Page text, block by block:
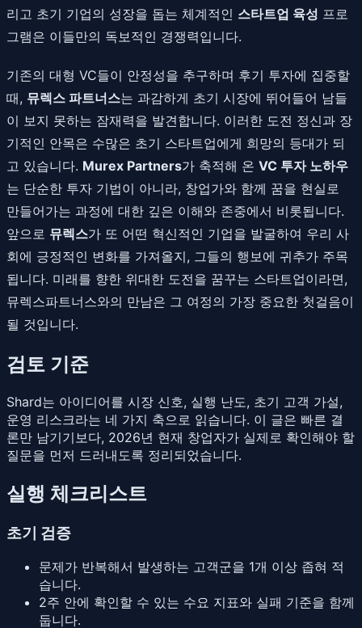
리고 초기 기업의 성장을 돕는 체계적인 스타트업 육성 프로
그램은 이들만의 독보적인 경쟁력입니다.
기존의 대형 VC들이 안정성을 추구하며 후기 투자에 집중할
때, 뮤렉스 파트너스는 과감하게 초기 시장에 뛰어들어 남들
이 보지 못하는 잠재력을 발견합니다. 이러한 도전 정신과 장
기적인 안목은 수많은 초기 스타트업에게 희망의 등대가 되
고 있습니다. Murex Partners가 축적해 온 VC 투자 노하우
는 단순한 투자 기법이 아니라, 창업가와 함께 꿈을 현실로
만들어가는 과정에 대한 깊은 이해와 존중에서 비롯됩니다.
앞으로 뮤렉스가 또 어떤 혁신적인 기업을 발굴하여 우리 사
회에 긍정적인 변화를 가져올지, 그들의 행보에 귀추가 주목
됩니다. 미래를 향한 위대한 도전을 꿈꾸는 스타트업이라면,
뮤렉스파트너스와의 만남은 그 여정의 가장 중요한 첫걸음이
될 것입니다.
검토 기준
Shard는 아이디어를 시장 신호, 실행 난도, 초기 고객 가설,
운영 리스크라는 네 가지 축으로 읽습니다. 이 글은 빠른 결
론만 남기기보다, 2026년 현재 창업자가 실제로 확인해야 할
질문을 먼저 드러내도록 정리되었습니다.
실행 체크리스트
초기 검증
문제가 반복해서 발생하는 고객군을 1개 이상 좁혀 적
습니다.
2주 안에 확인할 수 있는 수요 지표와 실패 기준을 함께
둡니다.